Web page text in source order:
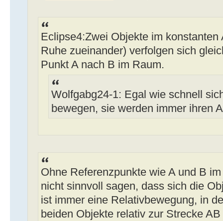
Eclipse4:Zwei Objekte im
Ruhe zueinander) verfolgen sich
Punkt A nach B im Raum.
Wolfgabg24-1: Egal wie schnell
bewegen, sie werden immer ihren
Ohne Referenzpunkte wie A und B
nicht sinnvoll sagen, dass sich die
ist immer eine Relativbewegung, in
beiden Objekte relativ zur Strecke